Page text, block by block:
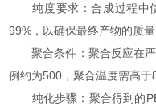
纯度要求：合成过程中
99%，以确保最终产物的质量
聚合条件：聚合反应在严
例约为500，聚合温度需高于
纯化步骤：聚合得到的